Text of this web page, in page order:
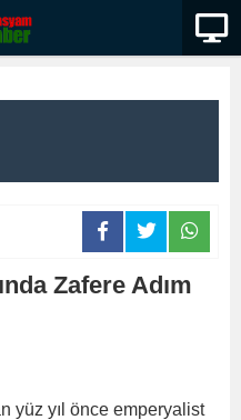
Zafere Adım
yüz yıl önce emperyalist